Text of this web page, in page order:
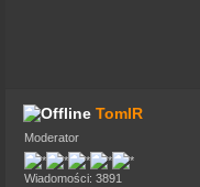
TomIR
Moderator
Wiadomości: 3891